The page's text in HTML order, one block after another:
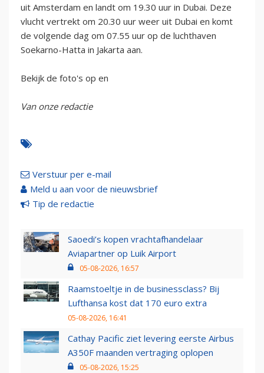
uit Amsterdam en landt om 19.30 uur in Dubai. Deze
vlucht vertrekt om 20.30 uur weer uit Dubai en komt
de volgende dag om 07.55 uur op de luchthaven
Soekarno-Hatta in Jakarta aan.
Bekijk de foto's op en
Van onze redactie
Verstuur per e-mail
Meld u aan voor de nieuwsbrief
Tip de redactie
Saoedi’s kopen vrachtafhandelaar
Aviapartner op Luik Airport
05-08-2026, 16:57
Raamstoeltje in de businessclass? Bij
Lufthansa kost dat 170 euro extra
05-08-2026, 16:41
Cathay Pacific ziet levering eerste Airbus
A350F maanden vertraging oplopen
05-08-2026, 15:25